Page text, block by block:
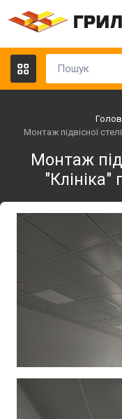
Монтаж підвісної
Монтаж